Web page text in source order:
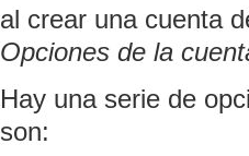
al crear una cuenta
Opciones de la
Hay una serie de
son: